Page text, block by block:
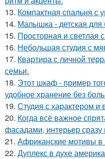
13. Компактная спальня с
14. Малышка - детская для
15. Просторная и светлая
16. Небольшая студия с
17. Квартира с личной
семьи.
18. Этот шкаф - пример
удобное хранение без
19. Студия с характером
20. Когда всё важное
фасадами, интерьер
21. Африканские мотивы в
22. Дуплекс в духе